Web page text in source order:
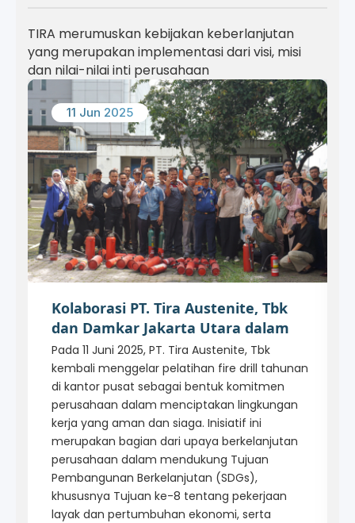
TIRA merumuskan kebijakan keberlanjutan
yang merupakan implementasi dari visi, misi
dan nilai-nilai inti perusahaan
11 Jun 2025
Kolaborasi PT. Tira Austenite, Tbk
dan Damkar Jakarta Utara dalam
Pelatihan Fire Drill
Pada 11 Juni 2025, PT. Tira Austenite, Tbk
kembali menggelar pelatihan fire drill tahunan
di kantor pusat sebagai bentuk komitmen
perusahaan dalam menciptakan lingkungan
kerja yang aman dan siaga. Inisiatif ini
merupakan bagian dari upaya berkelanjutan
perusahaan dalam mendukung Tujuan
Pembangunan Berkelanjutan (SDGs),
khususnya Tujuan ke-8 tentang pekerjaan
layak dan pertumbuhan ekonomi, serta